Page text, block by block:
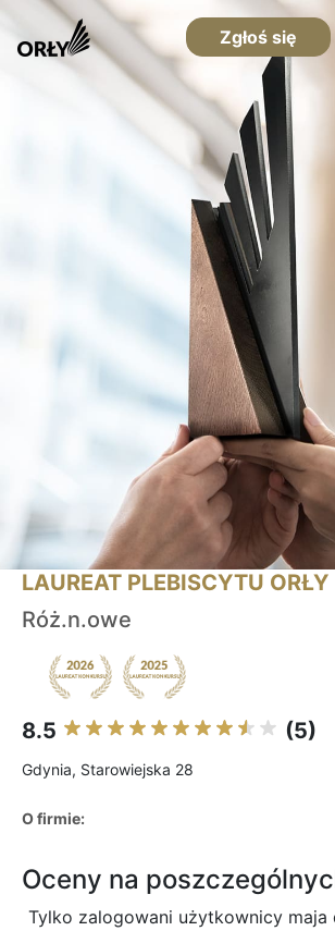
Zgłoś się
LAUREAT PLEBISCYTU ORŁY
Róż.n.owe
8.5 (5)
Gdynia, Starowiejska 28
O firmie:
Oceny na
Tylko zalogowani użytkownicy